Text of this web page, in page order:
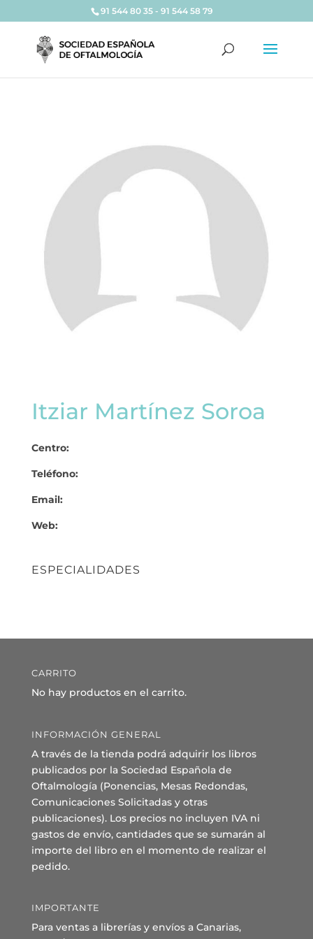
91 544 80 35 - 91 544 58 79
Itziar Martínez Soroa
Centro:
Teléfono:
Email:
Web:
ESPECIALIDADES
CARRITO
No hay productos en el carrito.
INFORMACIÓN GENERAL
A través de la tienda podrá adquirir los libros
publicados por la Sociedad Española de
Oftalmología (Ponencias, Mesas Redondas,
Comunicaciones Solicitadas y otras
publicaciones). Los precios no incluyen IVA ni
gastos de envío, cantidades que se sumarán al
importe del libro en el momento de realizar el
pedido.
IMPORTANTE
Para ventas a librerías y envíos a Canarias,